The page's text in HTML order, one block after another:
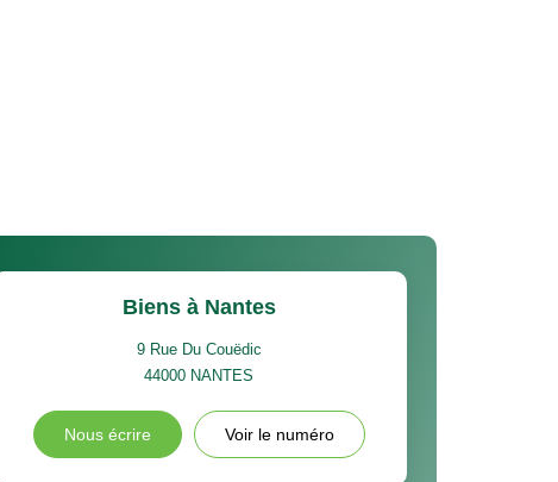
Biens à Nantes
9 Rue Du Couëdic
44000 NANTES
Nous écrire Voir le numéro